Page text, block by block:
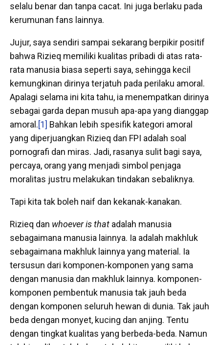
selalu benar dan tanpa cacat. Ini juga berlaku pada
kerumunan fans lainnya.
Jujur, saya sendiri sampai sekarang berpikir positif
bahwa Rizieq memiliki kualitas pribadi di atas rata-
rata manusia biasa seperti saya, sehingga kecil
kemungkinan dirinya terjatuh pada perilaku amoral.
Apalagi selama ini kita tahu, ia menempatkan dirinya
sebagai garda depan musuh apa-apa yang dianggap
amoral.[1] Bahkan lebih spesifik kategori amoral
yang diperjuangkan Rizieq dan FPI adalah soal
pornografi dan miras. Jadi, rasanya sulit bagi saya,
percaya, orang yang menjadi simbol penjaga
moralitas justru melakukan tindakan sebaliknya.
Tapi kita tak boleh naif dan kekanak-kanakan.
Rizieq dan whoever is that adalah manusia
sebagaimana manusia lainnya. Ia adalah makhluk
sebagaimana makhluk lainnya yang material. Ia
tersusun dari komponen-komponen yang sama
dengan manusia dan makhluk lainnya. komponen-
komponen pembentuk manusia tak jauh beda
dengan komponen seluruh hewan di dunia. Tak jauh
beda dengan monyet, kucing dan anjing. Tentu
dengan tingkat kualitas yang berbeda-beda. Namun